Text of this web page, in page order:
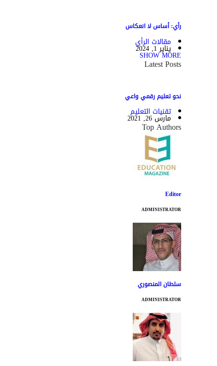
رأي: أساس لا انعكاس
مقالات الرأي
يناير 1, 2024
SHOW MORE
Latest Posts
نحو تعليم رقمي واعي
تقنيات التعليم
مارس 26, 2021
Top Authors
Editor
ADMINISTRATOR
سلطان المنصوري
ADMINISTRATOR